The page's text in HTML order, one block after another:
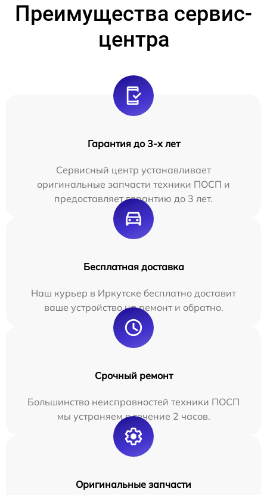
Преимущества сервис-
центра
Гарантия до 3-х лет
Сервисный центр устанавливает
оригинальные запчасти техники ПОСП и
предоставляет гарантию до 3 лет.
Бесплатная доставка
Наш курьер в Иркутске бесплатно доставит
ваше устройство на ремонт и обратно.
Срочный ремонт
Большинство неисправностей техники ПОСП
мы устраняем в течение 2 часов.
Оригинальные запчасти